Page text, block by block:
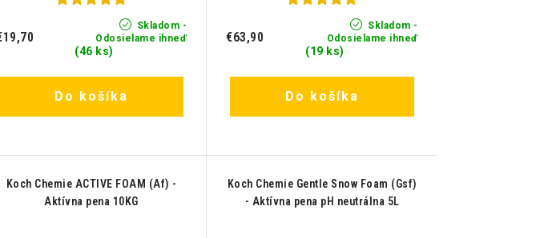
Skladom -
Odosielame ihneď
(46 ks)
Do košíka
Skladom -
Odosielame ihneď
(19 ks)
€63,90
Do košíka
Koch Chemie ACTIVE FOAM (Af) -
Aktívna pena 10KG
Koch Chemie Gentle Snow Foam (Gsf)
- Aktívna pena pH neutrálna 5L